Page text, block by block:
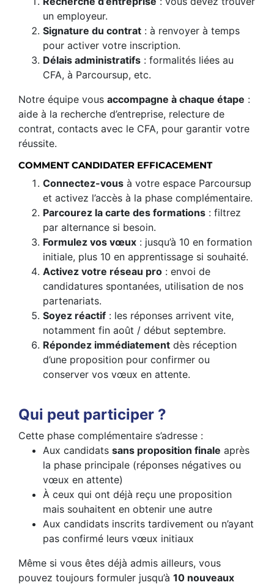
un employeur.
Signature du contrat : à renvoyer à temps
pour activer votre inscription.
Délais administratifs : formalités liées au
CFA, à Parcoursup, etc.
Notre équipe vous accompagne à chaque étape :
aide à la recherche d’entreprise, relecture de
contrat, contacts avec le CFA, pour garantir votre
réussite.
COMMENT CANDIDATER EFFICACEMENT
Connectez-vous à votre espace Parcoursup
et activez l’accès à la phase complémentaire.
Parcourez la carte des formations : filtrez
par alternance si besoin.
Formulez vos vœux : jusqu’à 10 en formation
initiale, plus 10 en apprentissage si souhaité.
Activez votre réseau pro : envoi de
candidatures spontanées, utilisation de nos
partenariats.
Soyez réactif : les réponses arrivent vite,
notamment fin août / début septembre.
Répondez immédiatement dès réception
d’une proposition pour confirmer ou
conserver vos vœux en attente.
Qui peut participer ?
Cette phase complémentaire s’adresse :
Aux candidats sans proposition finale après
la phase principale (réponses négatives ou
vœux en attente)
À ceux qui ont déjà reçu une proposition
mais souhaitent en obtenir une autre
Aux candidats inscrits tardivement ou n’ayant
pas confirmé leurs vœux initiaux
Même si vous êtes déjà admis ailleurs, vous
pouvez toujours formuler jusqu’à 10 nouveaux